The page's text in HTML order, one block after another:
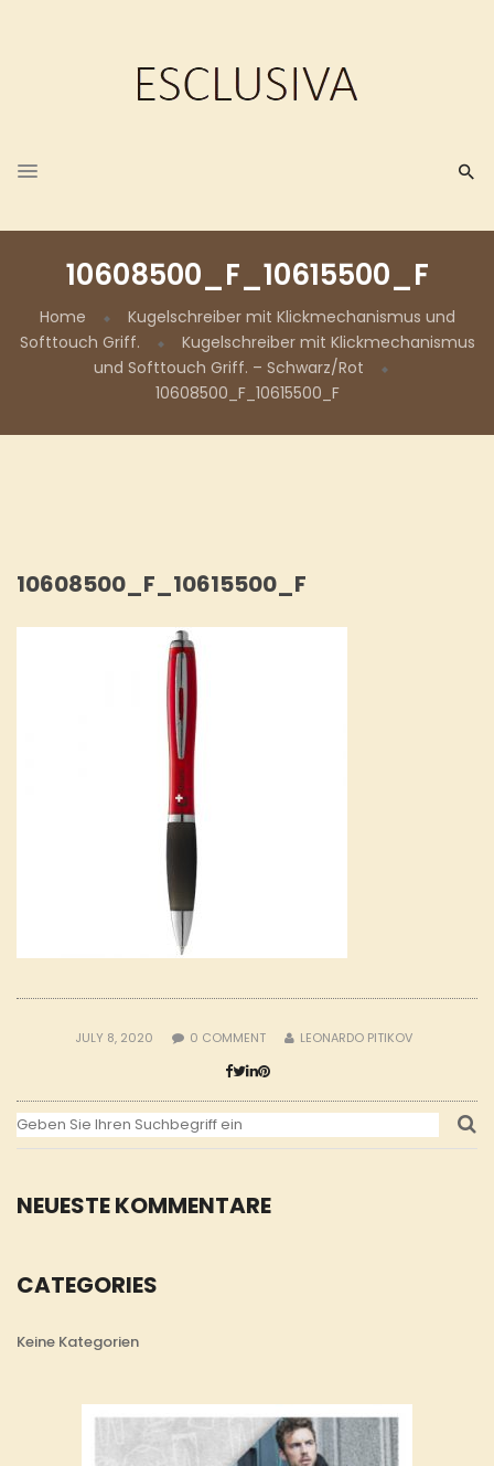
10608500_F_10615500_F
Home
Kugelschreiber mit Klickmechanismus und
Softtouch Griff.
Kugelschreiber mit Klickmechanismus
und Softtouch Griff. – Schwarz/Rot
10608500_F_10615500_F
NEUESTE KOMMENTARE
CATEGORIES
Keine Kategorien
10608500_F_10615500_F
JULY 8, 2020 0 COMMENT LEONARDO PITIKOV